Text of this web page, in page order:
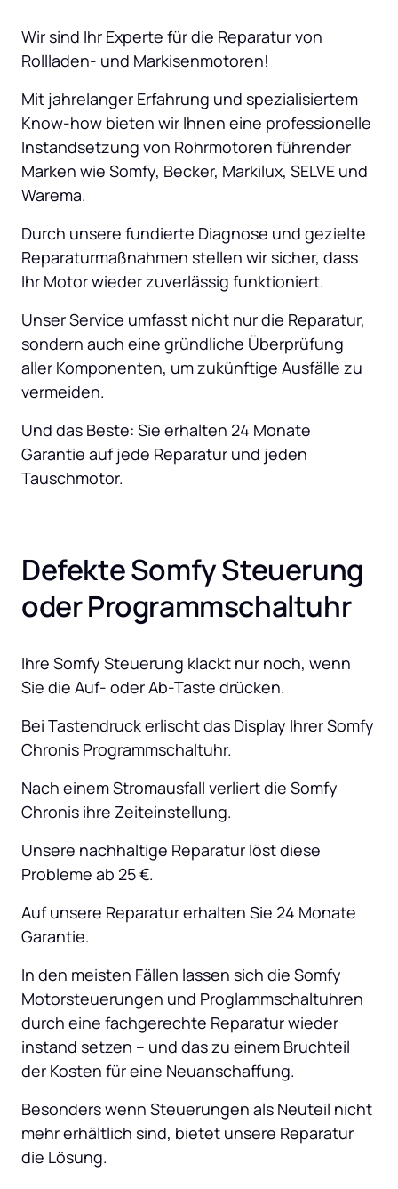
Wir sind Ihr Experte für die Reparatur von
Rollladen- und Markisenmotoren!
Mit jahrelanger Erfahrung und spezialisiertem
Know-how bieten wir Ihnen eine professionelle
Instandsetzung von Rohrmotoren führender
Marken wie Somfy, Becker, Markilux, SELVE und
Warema.
Durch unsere fundierte Diagnose und gezielte
Reparaturmaßnahmen stellen wir sicher, dass
Ihr Motor wieder zuverlässig funktioniert.
Unser Service umfasst nicht nur die Reparatur,
sondern auch eine gründliche Überprüfung
aller Komponenten, um zukünftige Ausfälle zu
vermeiden.
Und das Beste: Sie erhalten 24 Monate
Garantie auf jede Reparatur und jeden
Tauschmotor.
Defekte Somfy Steuerung
oder Programmschaltuhr
Ihre Somfy Steuerung klackt nur noch, wenn
Sie die Auf- oder Ab-Taste drücken.
Bei Tastendruck erlischt das Display Ihrer Somfy
Chronis Programmschaltuhr.
Nach einem Stromausfall verliert die Somfy
Chronis ihre Zeiteinstellung.
Unsere nachhaltige Reparatur löst diese
Probleme ab 25 €.
Auf unsere Reparatur erhalten Sie 24 Monate
Garantie.
In den meisten Fällen lassen sich die Somfy
Motorsteuerungen und Proglammschaltuhren
durch eine fachgerechte Reparatur wieder
instand setzen – und das zu einem Bruchteil
der Kosten für eine Neuanschaffung.
Besonders wenn Steuerungen als Neuteil nicht
mehr erhältlich sind, bietet unsere Reparatur
die Lösung.